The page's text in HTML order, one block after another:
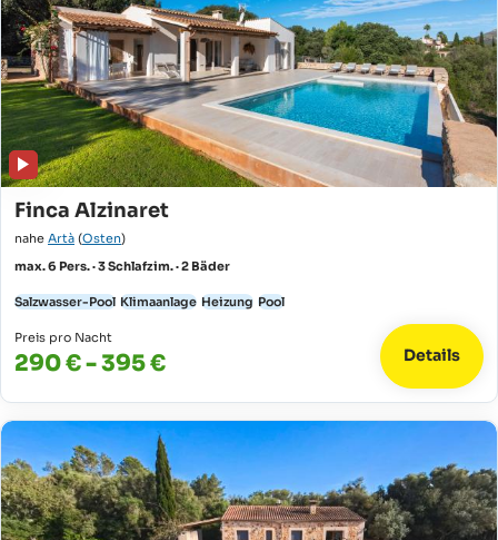
Finca Alzinaret
nahe Artà (Osten)
max. 6 Pers. · 3 Schlafzim. · 2 Bäder
Salzwasser-Pool Klimaanlage Heizung Pool
Preis pro Nacht
290 € - 395 € Details